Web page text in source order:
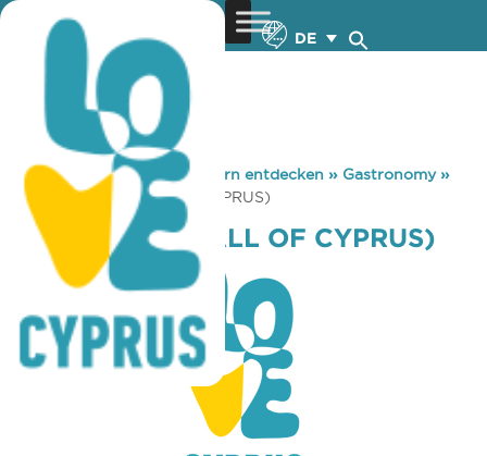
DE
You are here: Home »Zypern entdecken » Gastronomy»
STARBUCKS (MALL OF CYPRUS)
STARBUCKS (MALL OF CYPRUS)